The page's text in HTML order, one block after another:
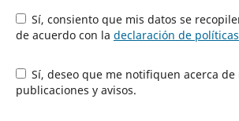
Sí, consiento que mis datos se recopilen y se almacenen
de acuerdo con la declaración de políticas
Sí, deseo que me notifiquen acerca de nuevas
publicaciones y avisos.